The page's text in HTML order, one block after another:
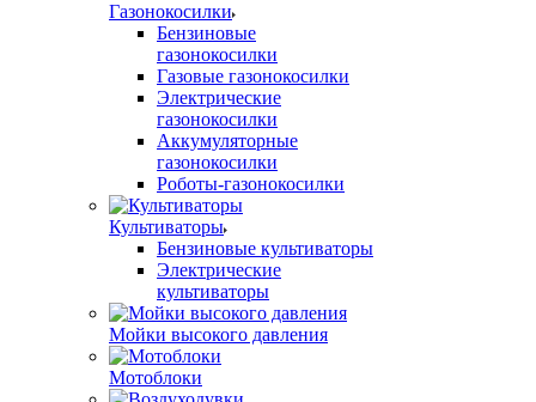
Газонокосилки
Бензиновые
газонокосилки
Газовые газонокосилки
Электрические
газонокосилки
Аккумуляторные
газонокосилки
Роботы-газонокосилки
Культиваторы
Бензиновые культиваторы
Электрические
культиваторы
Мойки высокого давления
Мотоблоки